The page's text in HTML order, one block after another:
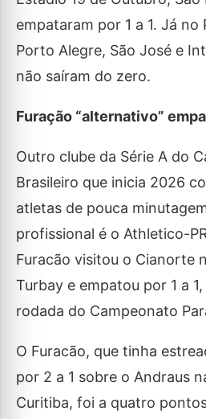
empataram por 1 a 1. Já no
Porto Alegre, São José e
não saíram do zero.
Furação “alternativo”
Outro clube da Série A do
Brasileiro que inicia 2026
atletas de pouca
profissional é o Athletico-
Furacão visitou o Cianorte
Turbay e empatou por 1 a
rodada do Campeonato
O Furacão, que tinha
por 2 a 1 sobre o Andraus
Curitiba, foi a quatro